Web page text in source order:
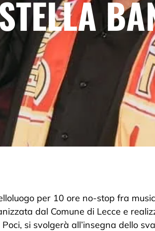
per 10 ore no-stop fra
dal Comune di Lecce e
si svolgerà all’insegna dello